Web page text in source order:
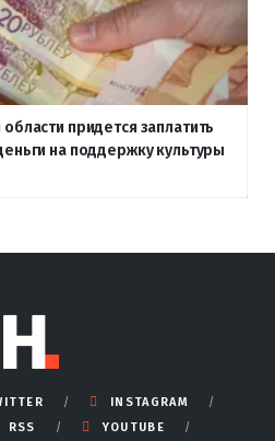
придется заплатить
на поддержку культуры
INSTAGRAM
RSS YOUTUBE